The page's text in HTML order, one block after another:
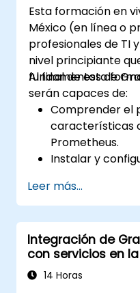
Instalar y
para ampliar la
Esta formación en
México (en línea o
profesionales de TI
nivel principiante
fundamentos de
Al final de esta
serán capaces de:
Comprender el
características
Prometheus.
Instalar y
Configurar
paneles de
Monitorear las
visualizar los
Leer más...
Integración de
con servicios en
14 Horas